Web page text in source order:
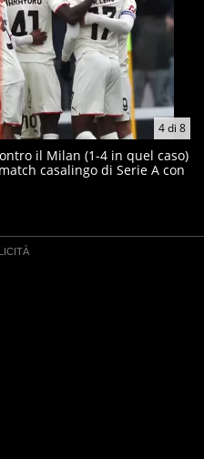
4di 8
il Milan (1-4 in quel caso)
casalingo di Serie A con